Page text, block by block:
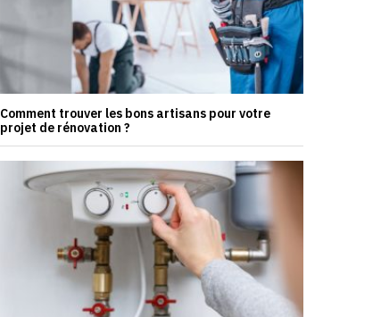
Comment trouver les bons artisans pour votre
projet de rénovation ?